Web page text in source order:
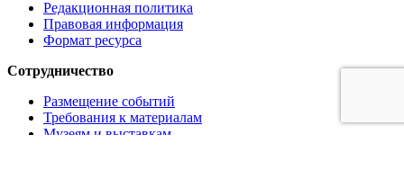
Редакционная политика
Правовая информация
Формат ресурса
Сотрудничество
Размещение событий
Требования к материалам
Музеям и выставкам